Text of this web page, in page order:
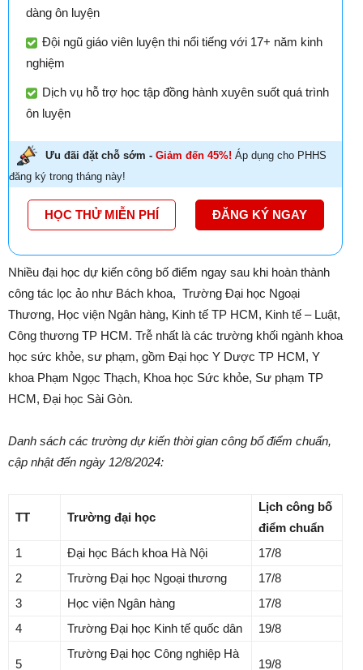
dàng ôn luyện
Đội ngũ giáo viên luyện thi nổi tiếng với 17+ năm kinh
nghiệm
Dịch vụ hỗ trợ học tập đồng hành xuyên suốt quá trình
ôn luyện
Ưu đãi đặt chỗ sớm - Giảm đến 45%! Áp dụng cho PHHS
đăng ký trong tháng này!
HỌC THỬ MIỄN PHÍ ĐĂNG KÝ NGAY
Nhiều đại học dự kiến công bố điểm ngay sau khi hoàn thành
công tác lọc ảo như Bách khoa, Trường Đại học Ngoại
Thương, Học viện Ngân hàng, Kinh tế TP HCM, Kinh tế – Luật,
Công thương TP HCM. Trễ nhất là các trường khối ngành khoa
học sức khỏe, sư phạm, gồm Đại học Y Dược TP HCM, Y
khoa Phạm Ngọc Thạch, Khoa học Sức khỏe, Sư phạm TP
HCM, Đại học Sài Gòn.
Danh sách các trường dự kiến thời gian công bố điểm chuẩn,
cập nhật đến ngày 12/8/2024:
TT Trường đại học
Lịch công bố
điểm chuẩn
1
Đại học Bách khoa Hà Nội
17/8
2
Trường Đại học Ngoại thương
17/8
3
Học viện Ngân hàng
17/8
4
Trường Đại học Kinh tế quốc dân 19/8
5
Trường Đại học Công nghiệp Hà
19/8